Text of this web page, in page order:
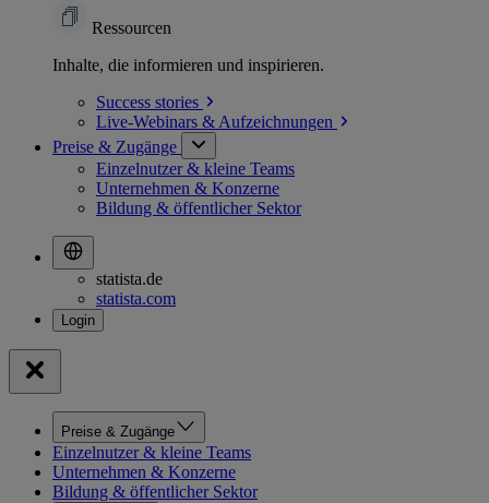
Ressourcen
Inhalte, die informieren und inspirieren.
Success stories
Live-Webinars & Aufzeichnungen
Preise & Zugänge
Einzelnutzer & kleine Teams
Unternehmen & Konzerne
Bildung & öffentlicher Sektor
statista.de
statista.com
Preise & Zugänge
Einzelnutzer & kleine Teams
Unternehmen & Konzerne
Bildung & öffentlicher Sektor